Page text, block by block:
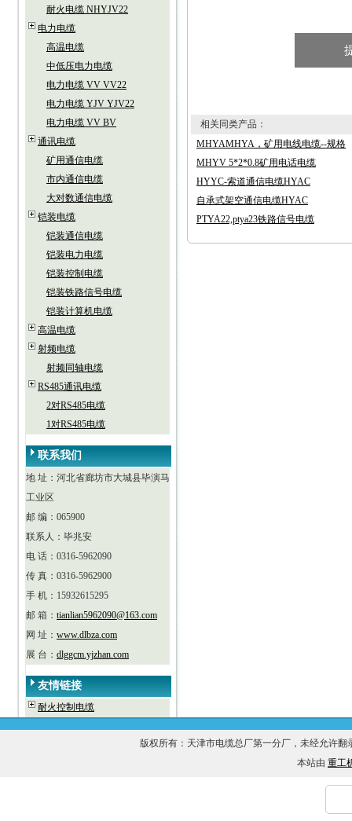
耐火电缆 NHYJV22
电力电缆
高温电缆
中低压电力电缆
电力电缆 VV VV22
电力电缆 YJV YJV22
电力电缆 VV BV
通讯电缆
矿用通信电缆
市内通信电缆
大对数通信电缆
铠装电缆
铠装通信电缆
铠装电力电缆
铠装控制电缆
铠装铁路信号电缆
铠装计算机电缆
高温电缆
射频电缆
射频同轴电缆
RS485通讯电缆
2对RS485电缆
1对RS485电缆
联系我们
地 址：河北省廊坊市大城县毕演马
工业区
邮 编：065900
联系人：毕兆安
电 话：0316-5962090
传 真：0316-5962900
手 机：15932615295
邮 箱： tianlian5962090@163.com
网 址： www.dlbza.com
展 台： dlggcm.yjzhan.com
友情链接
耐火控制电缆
相关同类产品：
MHYAMHYA，矿用电线电缆--规格
MHYV 5*2*0.8矿用电话电缆
HYYC-索道通信电缆HYAC
自承式架空通信电缆HYAC
PTYA22,ptya23铁路信号电缆
版权所有：天津市电缆总厂第一分厂，未经允许
本站由 重工